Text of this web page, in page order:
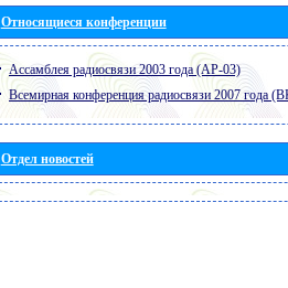
Относящиеся конференции
Ассамблея радиосвязи 2003 года (АР-03)
Всемирная конференция радиосвязи 2007 года
Отдел новостей